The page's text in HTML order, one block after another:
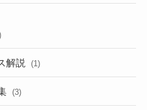
解説 (1)
(3)